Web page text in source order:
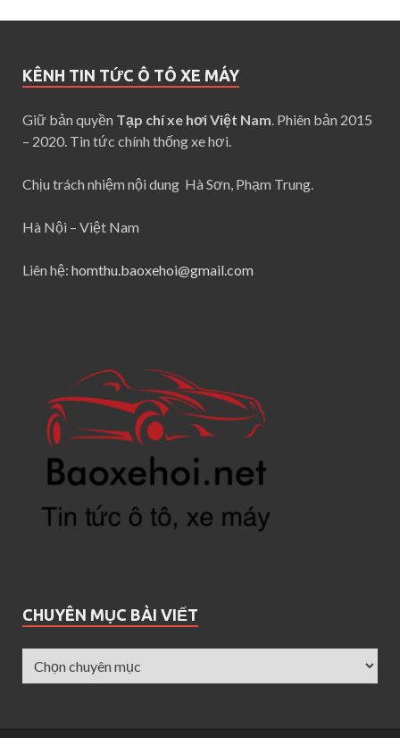
KÊNH TIN TỨC Ô TÔ XE MÁY
Giữ bản quyền Tạp chí xe hơi Việt Nam. Phiên bản 2015
– 2020. Tin tức chính thống xe hơi.
Chịu trách nhiệm nội dung Hà Sơn, Phạm Trung.
Hà Nội – Việt Nam
Liên hệ: homthu.baoxehoi@gmail.com
CHUYÊN MỤC BÀI VIẾT